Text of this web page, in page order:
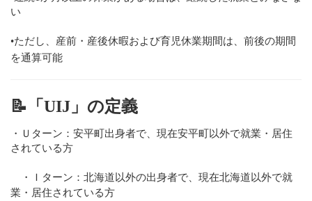
い
•ただし、産前・産後休暇および育児休業期間は、前後の期間
を通算可能
📝 「UIJ」の定義
・Ｕターン：安平町出身者で、現在安平町以外で就業・居住
されている方
・Ｉターン：北海道以外の出身者で、現在北海道以外で就
業・居住されている方